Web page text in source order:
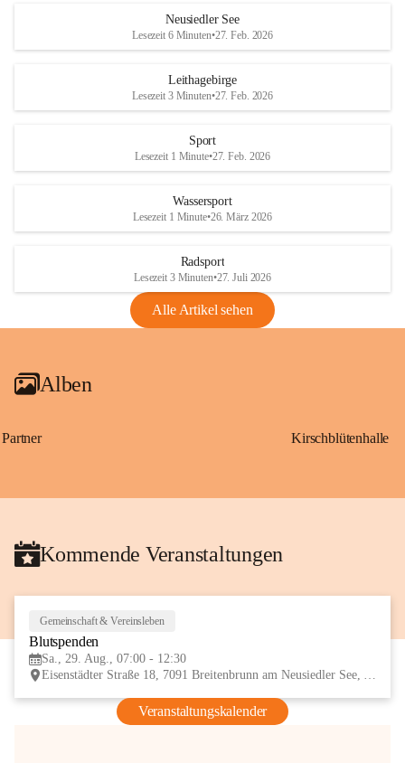
S
und den daraus folgenden wirtschaftlichen
Maßnahmen zur Bekämpfung
Rebe und der Amerikanischen
Anhang VBl. EU Nr. 18
1 Seite•1,4 MB
VBl. EU Nr. 18_2026
r
S
Neusiedler See
Lesezeit 6 Minuten•27. Feb. 2026
Leithagebirge
Lesezeit 3 Minuten•27. Feb. 2026
Sport
Lesezeit 1 Minute•27. Feb. 2026
Wassersport
Lesezeit 1 Minute•26. März 2026
Radsport
Lesezeit 3 Minuten•27. Juli 2026
Alle Artikel sehen
Alben
Partner Kirschblütenhalle
Kommende Veranstaltungen
Gemeinschaft & Vereinsleben
Blutspenden
Sa., 29. Aug., 07:00 - 12:30
Eisenstädter Straße 18, 7091 Breitenbrunn am Neusiedler See, AUT
Veranstaltungskalender